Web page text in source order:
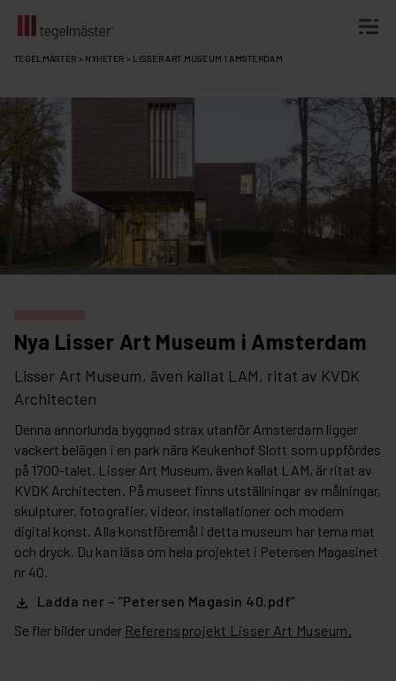
Fortsätt
innehållet
TEGELMÄSTER > NYHETER > LISSER ART MUSEUM I AMSTERDAM
Nya Lisser Art Museum i Amsterdam
Lisser Art Museum, även kallat LAM, ritat av KVDK
Architecten
Denna annorlunda byggnad strax utanför Amsterdam ligger
vackert belägen i en park nära Keukenhof Slott som uppfördes
på 1700-talet. Lisser Art Museum, även kallat LAM, är ritat av
KVDK Architecten. På museet finns utställningar av målningar,
skulpturer, fotografier, videor, installationer och modern
digital konst. Alla konstföremål i detta museum har tema mat
och dryck. Du kan läsa om hela projektet i Petersen Magasinet
nr 40.
Ladda ner – ”Petersen Magasin 40.pdf”
Se fler bilder under Referensprojekt Lisser Art Museum.